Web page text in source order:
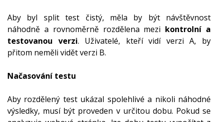
Aby byl split test čistý, měla by být návštěvnost
náhodně a rovnoměrně rozdělena mezi kontrolní a
testovanou verzi. Uživatelé, kteří vidí verzi A, by
přitom neměli vidět verzi B.
Načasování testu
Aby rozdělený test ukázal spolehlivé a nikoli náhodné
výsledky, musí být proveden v určitou dobu. Pokud se